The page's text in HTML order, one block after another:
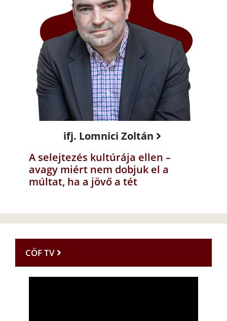
ifj. Lomnici Zoltán
A selejtezés kultúrája ellen –
avagy miért nem dobjuk el a
múltat, ha a jövő a tét
CÖF TV